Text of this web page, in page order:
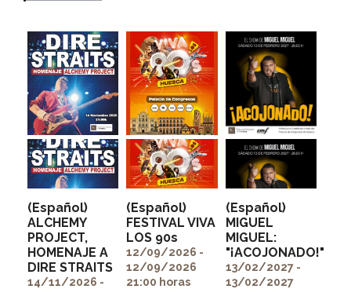
" alt=""
itemprop="image">
(Español)
ALCHEMY
PROJECT,
HOMENAJE A
DIRE STRAITS
14/11/2026 -
" alt=""
itemprop="image">
(Español)
FESTIVAL VIVA
LOS 90s
12/09/2026 -
12/09/2026
21:00 horas
" alt=""
itemprop="image">
(Español)
MIGUEL
MIGUEL:
"¡ACOJONADO!"
13/02/2027 -
13/02/2027